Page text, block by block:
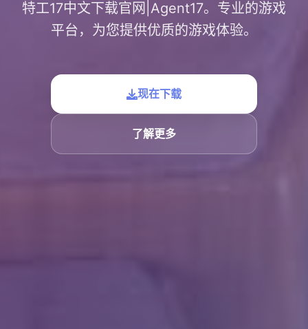
特工17中文下载官网|Agent17。专业的游戏
平台，为您提供优质的游戏体验。
现在下载
了解更多